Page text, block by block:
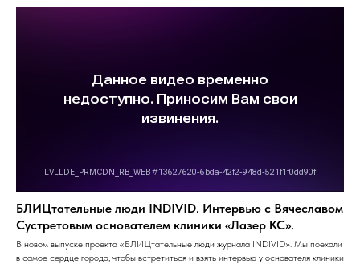
БЛИЦтательные люди INDIVID. Интервью с Вячеславом
Сустретовым основателем клиники «Лазер КС».
В новом выпуске проекта «БЛИЦтательные люди журнала INDIVID». Мы поехали
в самое сердце города, чтобы встретиться и взять интервью у основателя клиники